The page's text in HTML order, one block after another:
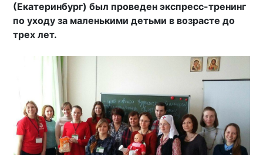
(Екатеринбург) был проведен экспресс-тренинг
по уходу за маленькими детьми в возрасте до
трех лет.